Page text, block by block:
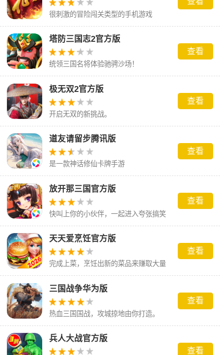
很刺激的冒险闯关类型的手机游戏
塔防三国志2官方版
统领三国名将体验驰骋沙场！
查看
极无双2官方版
开启无双的新挑战。
查看
道友请留步腾讯版
是一款神话修仙卡牌手游
查看
放开那三国官方版
快叫上你的小伙伴，一起进入夸张搞笑
的三国世界吧！
查看
天天爱烹饪官方版
完成上菜，烹饪出新的菜品来赚取大量
的金币
查看
三国战争华为版
热血三国国战，攻城掠地由你打造。
查看
兵人大战官方版
查看